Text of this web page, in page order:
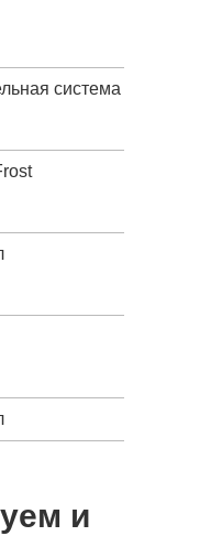
система
и